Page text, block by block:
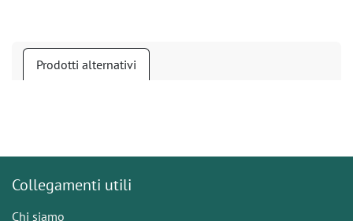
Prodotti alternativi
Collegamenti utili
Chi siamo